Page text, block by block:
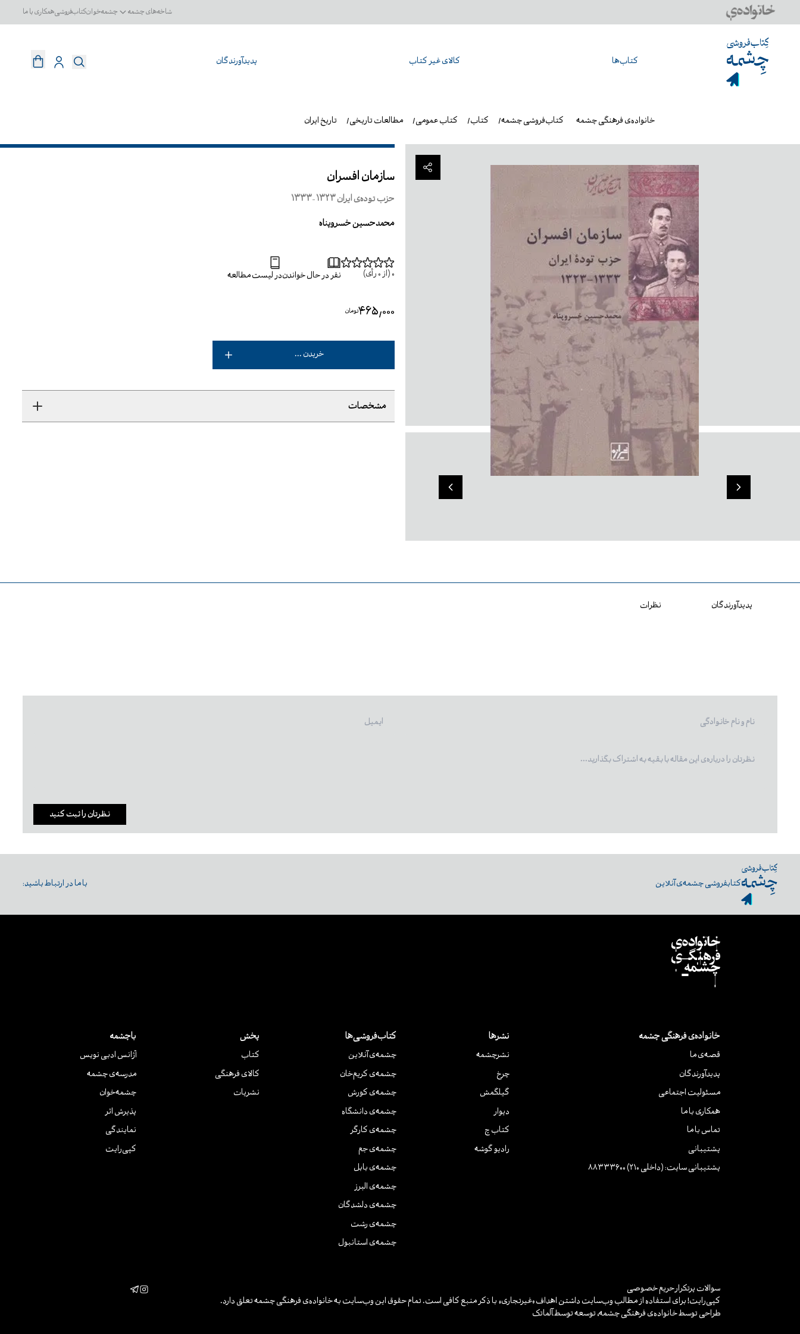
شاخه‌های چشمه چشمه‌خوانکتاب‌فروشیهمکاری با ما
کتاب‌ها کالای غیر کتاب پدیدآورندگان
تاریخ ایران مطالعات تاریخی کتاب عمومی کتاب کتاب‌فروشی چشمه خانواده‌ی فرهنگی چشمه
سازمان افسران
حزب توده‌ی ایران 1323-1333
محمدحسین خسروپناه
0 (از 0 رأی) نفر در حال خواندندر لیست مطالعه
۴۶۵٬۰۰۰تومان
خریدن ...
مشخصات
پدیدآورندگان نظرات
نظرتان را ثبت کنید
کتابفروشی چشمه‌ی آنلاین با ما در ارتباط باشید:
خانواده‌ی فرهنگی چشمه
قصه‌ی ما
پدیدآورندگان
مسئولیت اجتماعی
همکاری با ما
تماس با ما
پشتیبانی
پشتیبانی سایت: (داخلی 210) 88333600
نشرها
نشر‌چشمه
چرخ
گیلگمش
دیوار
کتاب چ
رادیو گوشه
کتاب‌فروشی‌ها
چشمه‌ی آنلاین
چشمه‌ی کریم‌خان
چشمه‌ی کورش
چشمه‌ی دانشگاه
چشمه‌ی کارگر
چشمه‌ی جم
چشمه‌ی بابل
چشمه‌ی البرز
چشمه‌ی دلشدگان
چشمه‌ی رشت
چشمه‌ی استانبول
پخش
کتاب
کالای فرهنگی
نشریات
باچشمه
آژانس ادبی نویس
مدرسه‌ی چشمه
چشمه‌خوان
پذیرش اثر
نمایندگی
کپی‌رایت
سوالات پرتکرارحریم خصوصی
کپی‌رایت! برای استفاده از مطالب وب‌سایت داشتن اهداف «غیرتجاری» با ذکر منبع کافی است. تمام حقوق این وب‌سایت به خانواده‌ی فرهنگی چشمه تعلق دارد.
طراحی توسط خانواده‌ی فرهنگی چشمه، توسعه توسط آلماتک